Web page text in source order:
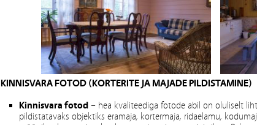
KINNISVARA FOTOD (KORTERITE JA MAJADE PILDISTAMINE)
Kinnisvara fotod – hea kvaliteediga fotode abil on oluliselt
pildistatavaks objektiks eramaja, kortermaja, ridaelamu,